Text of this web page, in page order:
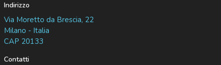
Indirizzo
Via Moretto da Brescia, 22
Milano - Italia
CAP 20133
Contatti